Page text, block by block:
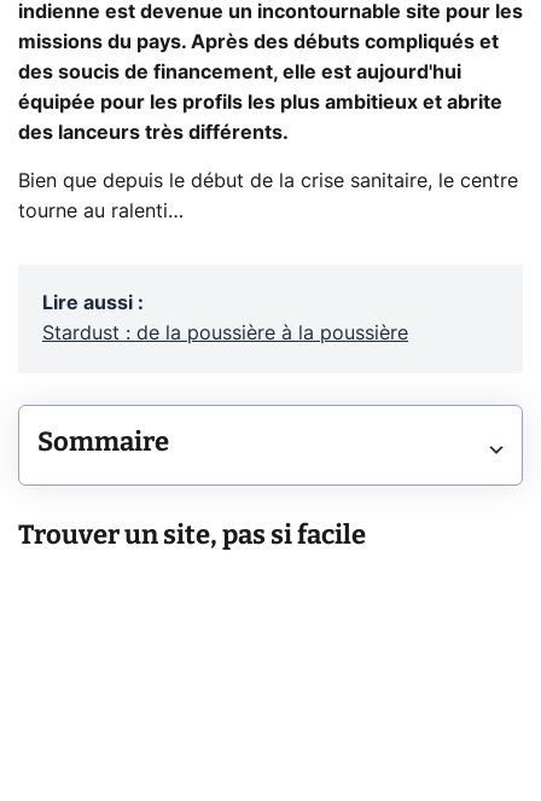
indienne est devenue un incontournable site pour les
missions du pays. Après des débuts compliqués et
des soucis de financement, elle est aujourd'hui
équipée pour les profils les plus ambitieux et abrite
des lanceurs très différents.
Bien que depuis le début de la crise sanitaire, le centre
tourne au ralenti…
Lire aussi :
Stardust : de la poussière à la poussière
Sommaire
Trouver un site, pas si facile